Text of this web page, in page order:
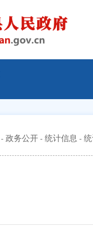
政务公开 统计信息